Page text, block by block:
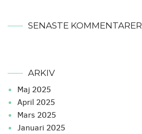
SENASTE KOMMENTARER
ARKIV
maj 2025
april 2025
mars 2025
januari 2025